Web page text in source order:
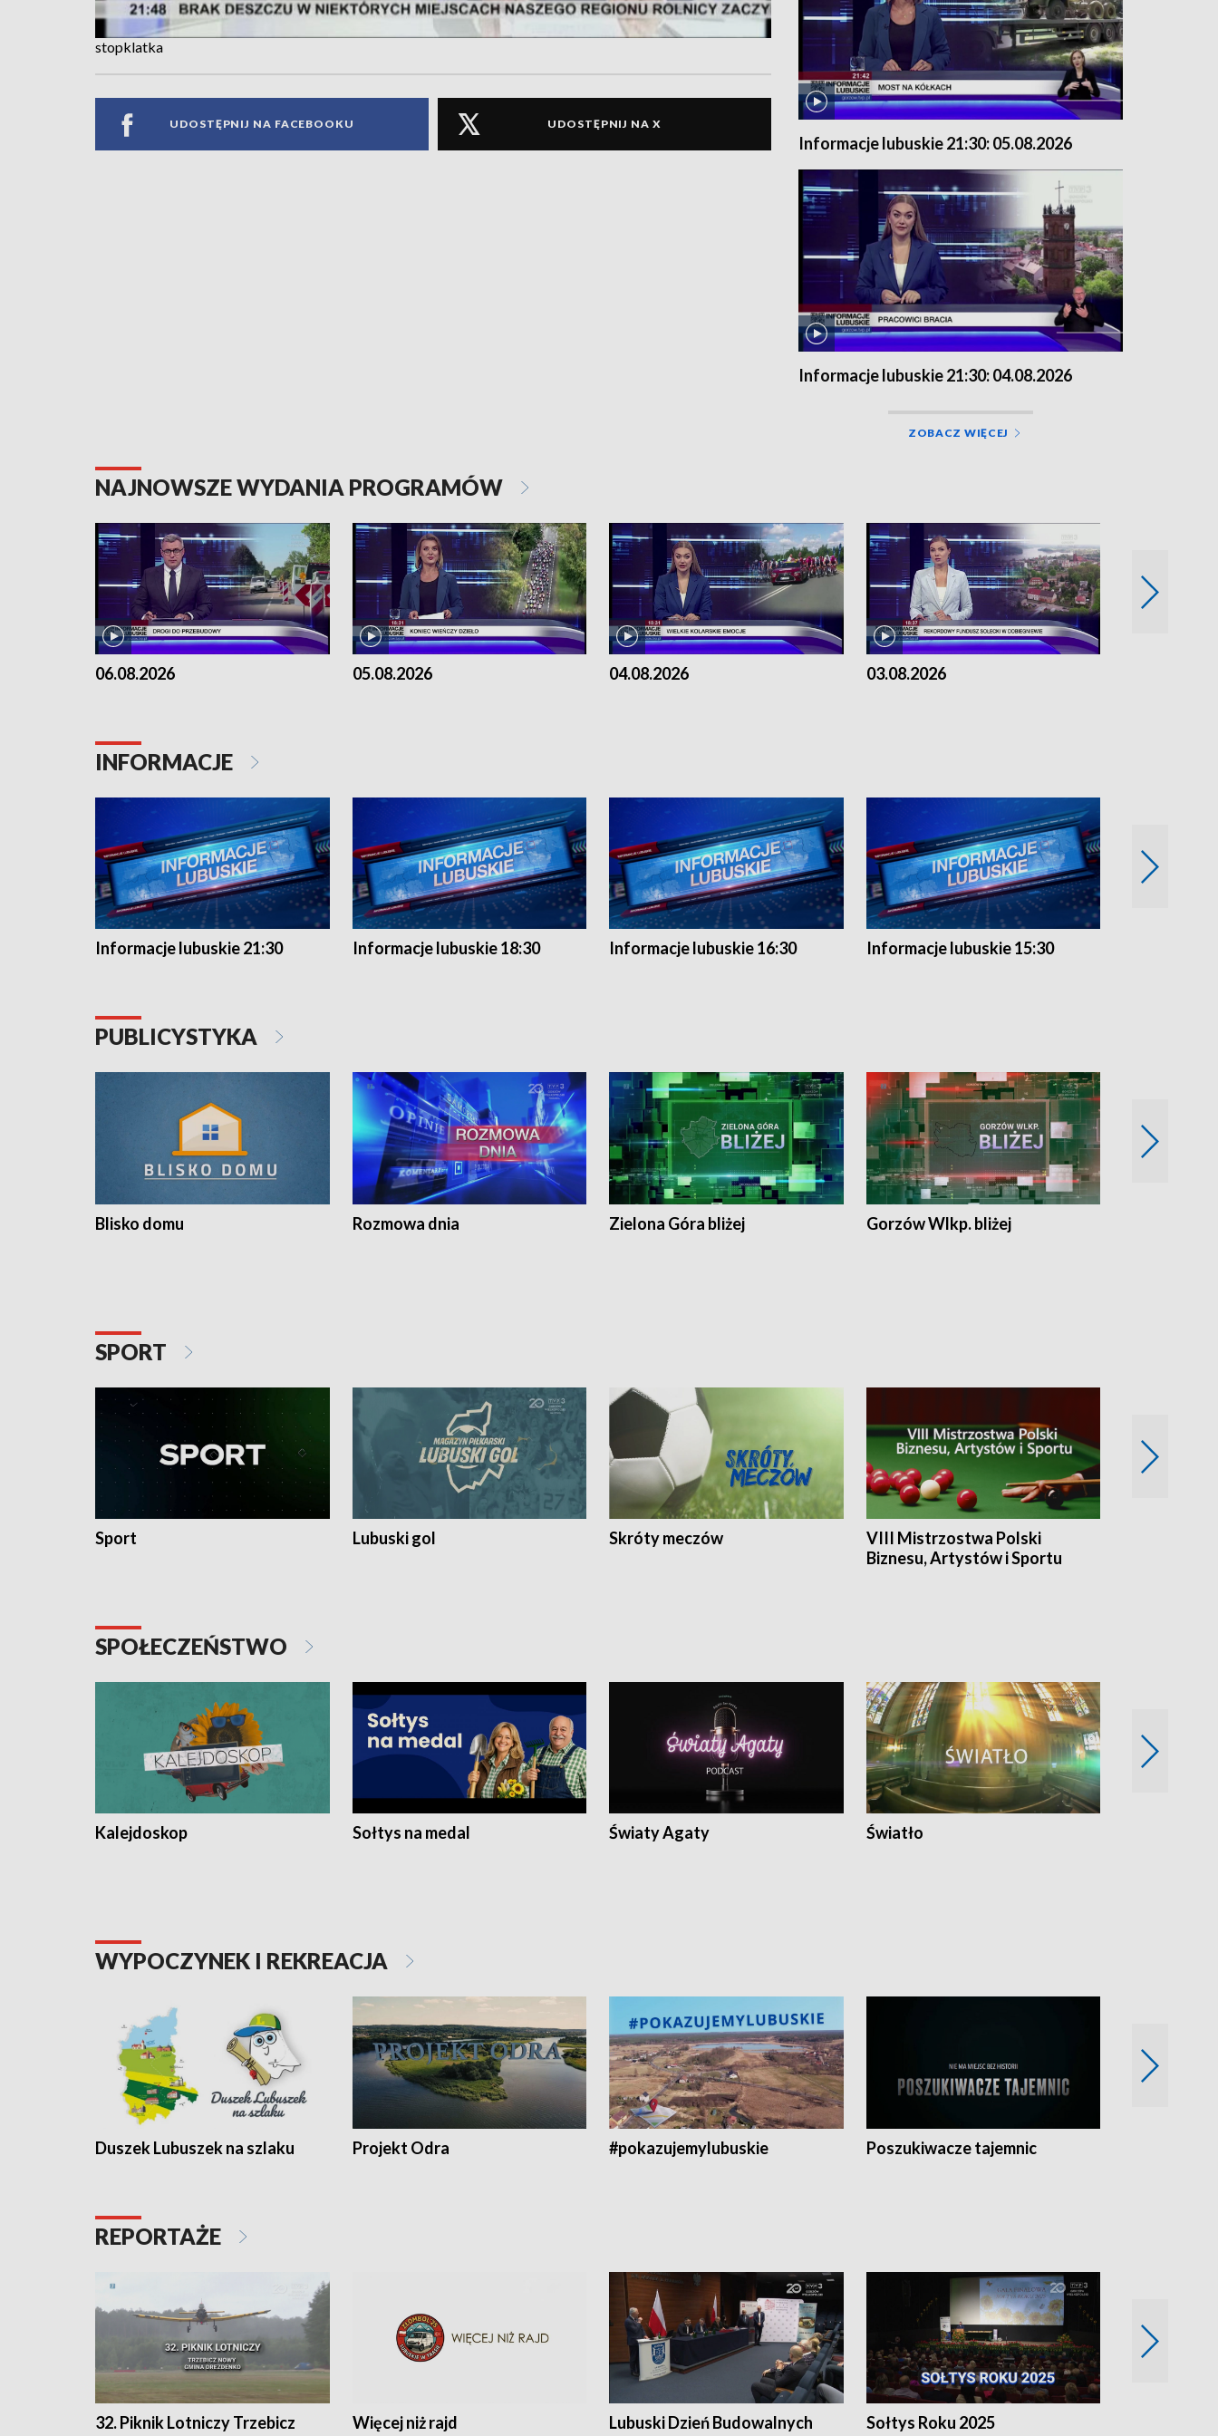
stopklatka
UDOSTĘPNIJ NA FACEBOOKU UDOSTĘPNIJ NA X
Informacje lubuskie 21:30: 05.08.2026
Informacje lubuskie 21:30: 04.08.2026
ZOBACZ WIĘCEJ
NAJNOWSZE WYDANIA PROGRAMÓW
06.08.2026 05.08.2026 04.08.2026 03.08.2026
INFORMACJE
Informacje lubuskie 21:30 Informacje lubuskie 18:30 Informacje lubuskie 16:30 Informacje lubuskie 15:30
PUBLICYSTYKA
Blisko domu Rozmowa dnia Zielona Góra bliżej Gorzów Wlkp. bliżej
SPORT
Sport Lubuski gol Skróty meczów
VIII Mistrzostwa Polski
Biznesu, Artystów i Sportu
SPOŁECZEŃSTWO
Kalejdoskop Sołtys na medal Światy Agaty Światło
WYPOCZYNEK I REKREACJA
Duszek Lubuszek na szlaku Projekt Odra #pokazujemylubuskie Poszukiwacze tajemnic
REPORTAŻE
32. Piknik Lotniczy Trzebicz
Więcej niż rajd Lubuski Dzień Budowalnych Sołtys Roku 2025